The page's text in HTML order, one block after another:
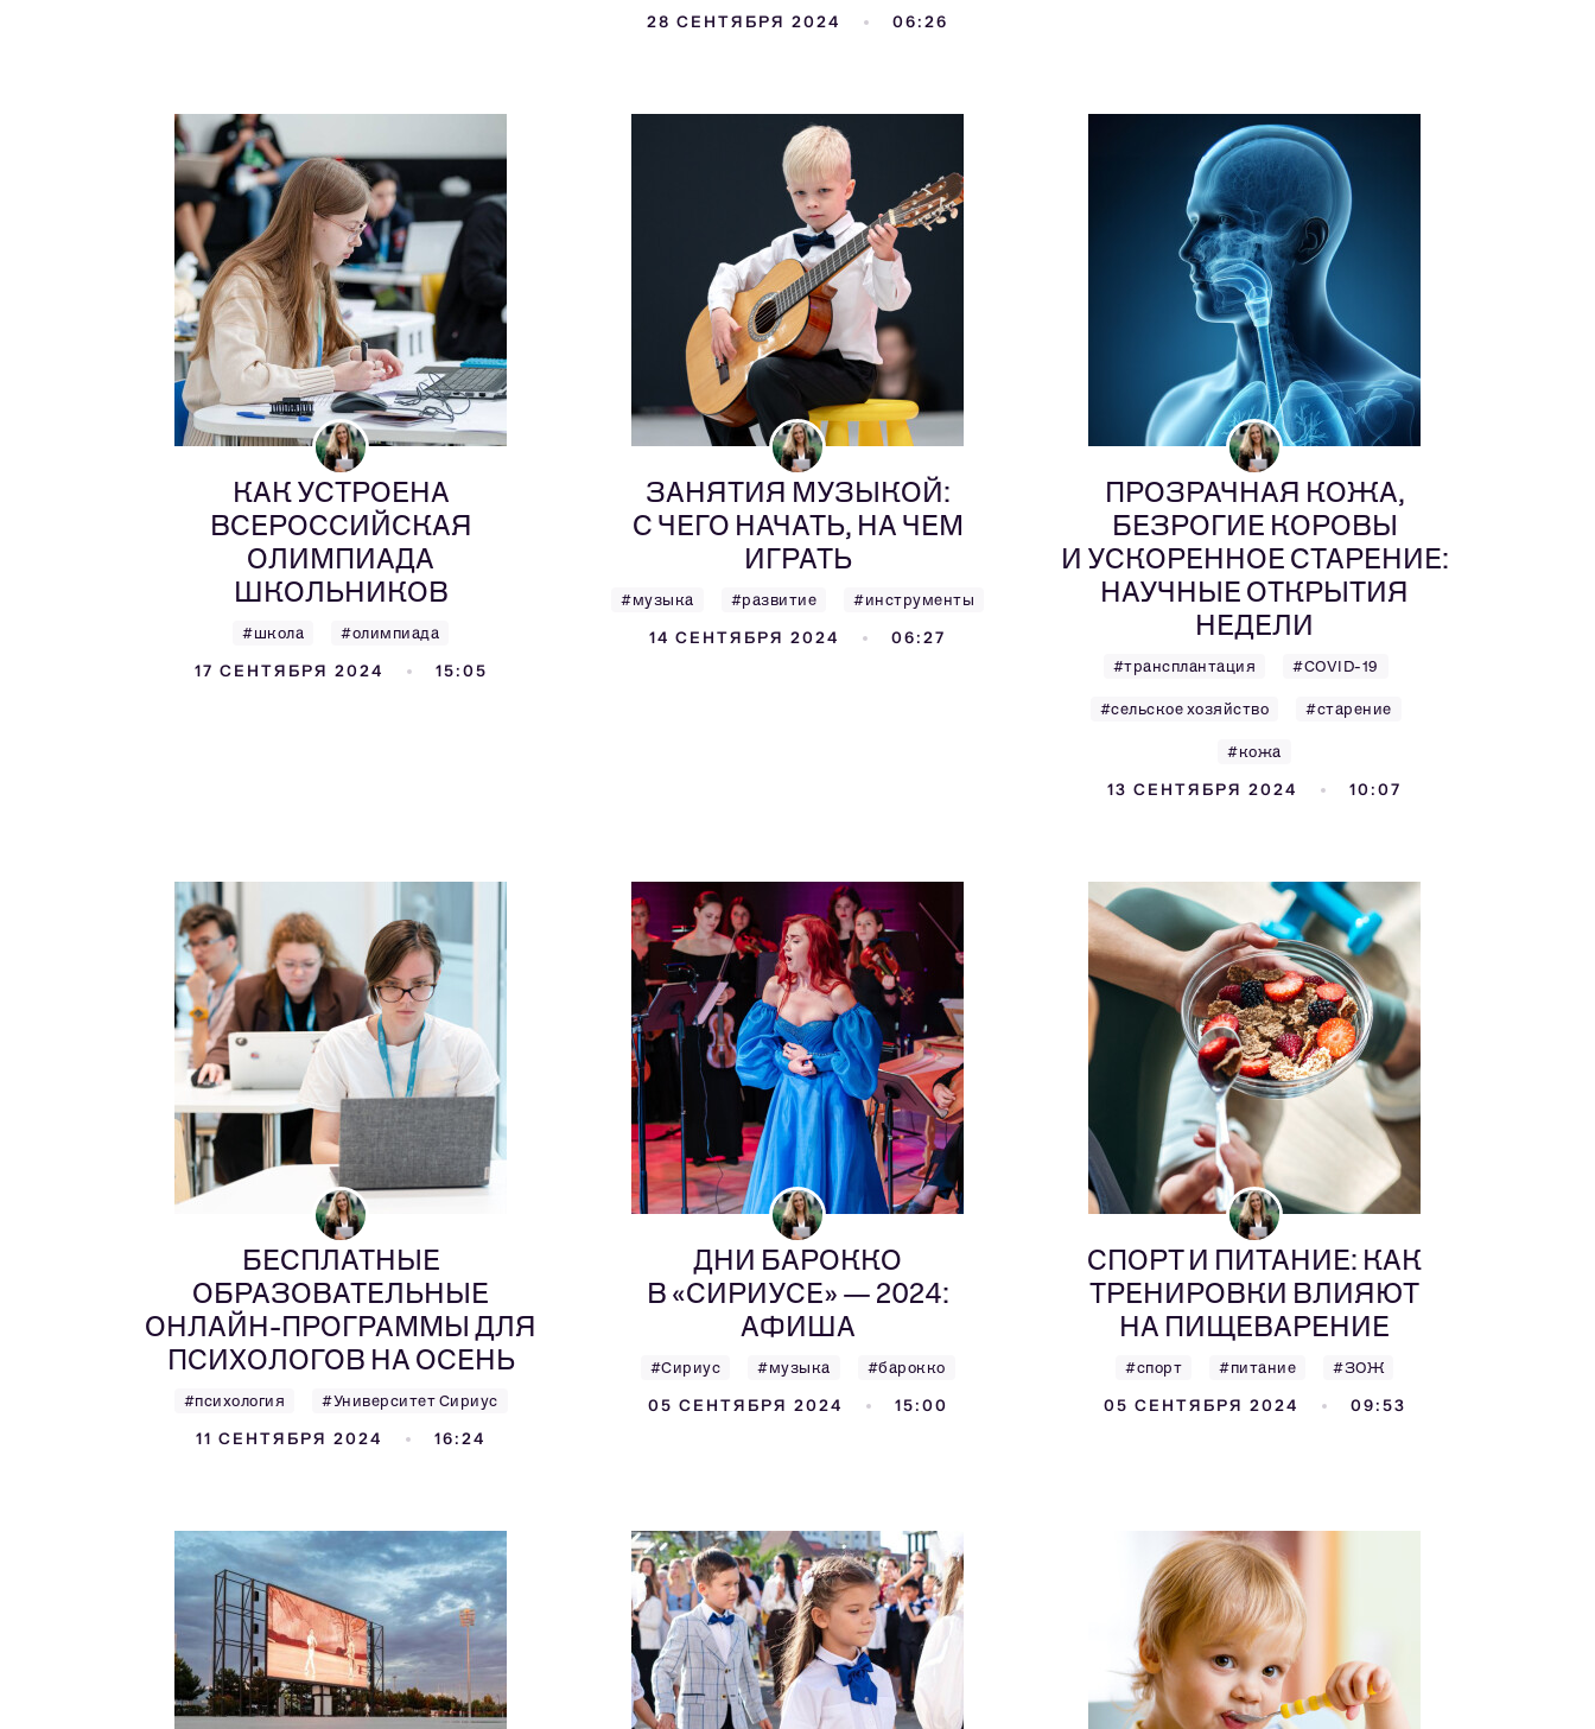
28 СЕНТЯБРЯ 2024 06:26
КАК УСТРОЕНА
ВСЕРОССИЙСКАЯ
ОЛИМПИАДА
ШКОЛЬНИКОВ
#школа #олимпиада
17 СЕНТЯБРЯ 2024 15:05
ЗАНЯТИЯ МУЗЫКОЙ:
С ЧЕГО НАЧАТЬ, НА ЧЕМ
ИГРАТЬ
#музыка #развитие #инструменты
14 СЕНТЯБРЯ 2024 06:27
ПРОЗРАЧНАЯ КОЖА,
БЕЗРОГИЕ КОРОВЫ
И УСКОРЕННОЕ СТАРЕНИЕ:
НАУЧНЫЕ ОТКРЫТИЯ
НЕДЕЛИ
#трансплантация #COVID-19
#сельское хозяйство #старение
#кожа
13 СЕНТЯБРЯ 2024 10:07
БЕСПЛАТНЫЕ
ОБРАЗОВАТЕЛЬНЫЕ
ОНЛАЙН-ПРОГРАММЫ ДЛЯ
ПСИХОЛОГОВ НА ОСЕНЬ
#психология #Университет Сириус
11 СЕНТЯБРЯ 2024 16:24
ДНИ БАРОККО
В «СИРИУСЕ» — 2024:
АФИША
#Сириус #музыка #барокко
05 СЕНТЯБРЯ 2024 15:00
СПОРТ И ПИТАНИЕ: КАК
ТРЕНИРОВКИ ВЛИЯЮТ
НА ПИЩЕВАРЕНИЕ
#спорт #питание #ЗОЖ
05 СЕНТЯБРЯ 2024 09:53